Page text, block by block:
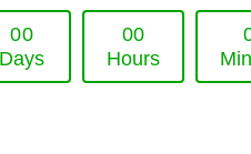
00
Days
00
Hours